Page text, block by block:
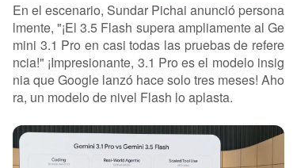
En el escenario, Sundar Pichai anunció persona
lmente, "¡El 3.5 Flash supera ampliamente al Ge
mini 3.1 Pro en casi todas las pruebas de refere
ncia!" ¡Impresionante, 3.1 Pro es el modelo insig
nia que Google lanzó hace solo tres meses! Aho
ra, un modelo de nivel Flash lo aplasta.